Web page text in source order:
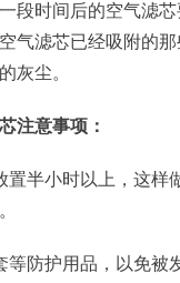
段时间后的空气滤
气滤芯已经吸附的
灰尘。
注意事项：
置半小时以上，这样
等防护用品，以免被